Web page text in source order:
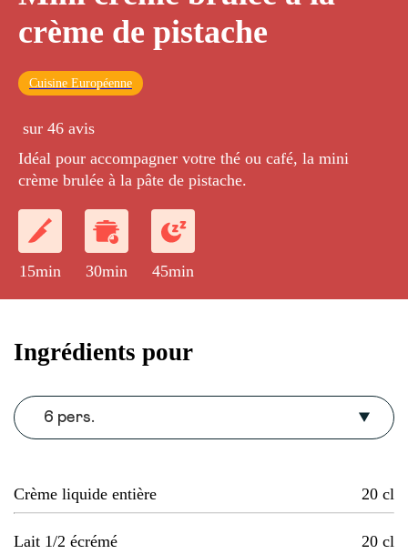
crème de pistache
Cuisine Européenne
sur 46 avis
Idéal pour accompagner votre thé ou café, la mini
crème brulée à la pâte de pistache.
15min 30min 45min
Ingrédients pour
6 pers.
Crème liquide entière 20 cl
Lait 1/2 écrémé 20 cl